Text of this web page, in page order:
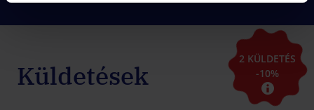
2 KÜLDETÉS
-10%
Küldetések